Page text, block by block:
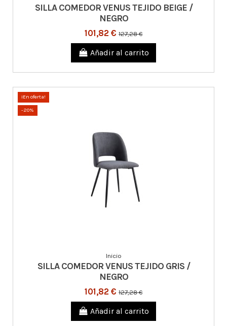
SILLA COMEDOR VENUS TEJIDO BEIGE /
NEGRO
101,82 € 127,28 €
Añadir al carrito
¡En oferta!
-20%
Inicio
SILLA COMEDOR VENUS TEJIDO GRIS /
NEGRO
101,82 € 127,28 €
Añadir al carrito